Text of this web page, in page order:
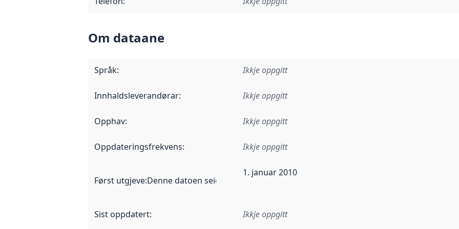
Om dataane
Språk: Ikkje oppgitt
Innhaldsleverandørar: Ikkje oppgitt
Opphav: Ikkje oppgitt
Oppdateringsfrekvens: Ikkje oppgitt
Først utgjeve:Denne datoen seier når dataa i dette datasettet først blei utgitt. Det kan ha
1. januar 2010
Sist oppdatert: Ikkje oppgitt